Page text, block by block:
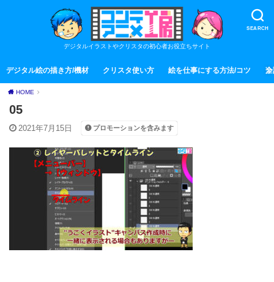
SEARCH
デジタルイラストやクリスタの初心者お役立ちサイト
デジタル絵の描き方/機材 クリスタ使い方 絵を仕事にする方法/コツ 全
HOME
05
2021年7月15日 プロモーションを含みます